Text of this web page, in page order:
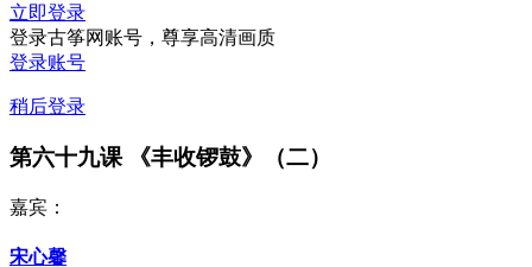
立即登录
登录古筝网账号，尊享高清画质
登录账号
稍后登录
第六十九课 《丰收锣鼓》（二）
嘉宾：
宋心馨